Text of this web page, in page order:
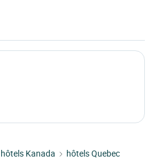
hôtels Kanada hôtels Quebec